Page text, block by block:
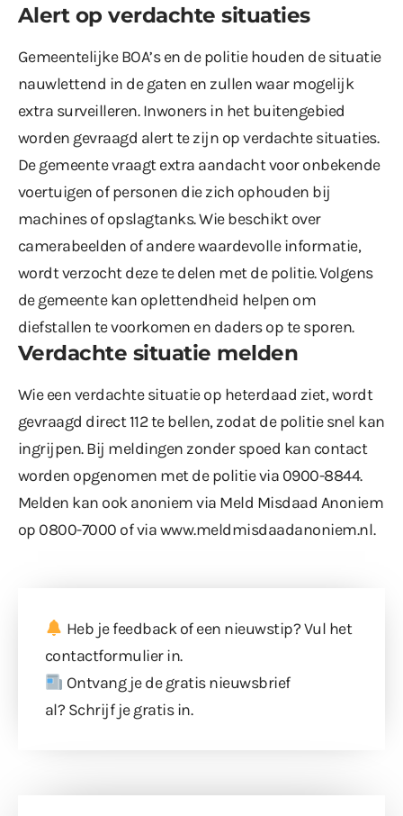
Alert op verdachte situaties
Gemeentelijke BOA’s en de politie houden de situatie
nauwlettend in de gaten en zullen waar mogelijk
extra surveilleren. Inwoners in het buitengebied
worden gevraagd alert te zijn op verdachte situaties.
De gemeente vraagt extra aandacht voor onbekende
voertuigen of personen die zich ophouden bij
machines of opslagtanks. Wie beschikt over
camerabeelden of andere waardevolle informatie,
wordt verzocht deze te delen met de politie. Volgens
de gemeente kan oplettendheid helpen om
diefstallen te voorkomen en daders op te sporen.
Verdachte situatie melden
Wie een verdachte situatie op heterdaad ziet, wordt
gevraagd direct 112 te bellen, zodat de politie snel kan
ingrijpen. Bij meldingen zonder spoed kan contact
worden opgenomen met de politie via 0900-8844.
Melden kan ook anoniem via Meld Misdaad Anoniem
op 0800-7000 of viawww.meldmisdaadanoniem.nl.
Heb je feedback of een nieuwstip? Vul het
contactformulierin.
Ontvang je de gratis nieuwsbrief
al? Schrijf je gratis in.